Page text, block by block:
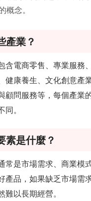
概念。
產業？
含電商零售、專業服務
健康養生、文化創意產
顧問服務等，每個產業
。
素是什麼？
常是市場需求、商業模
產品，如果缺乏市場需
以長期經營。